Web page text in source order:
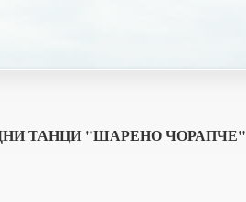
ТАНЦИ "ШАРЕНО ЧОРАПЧЕ"